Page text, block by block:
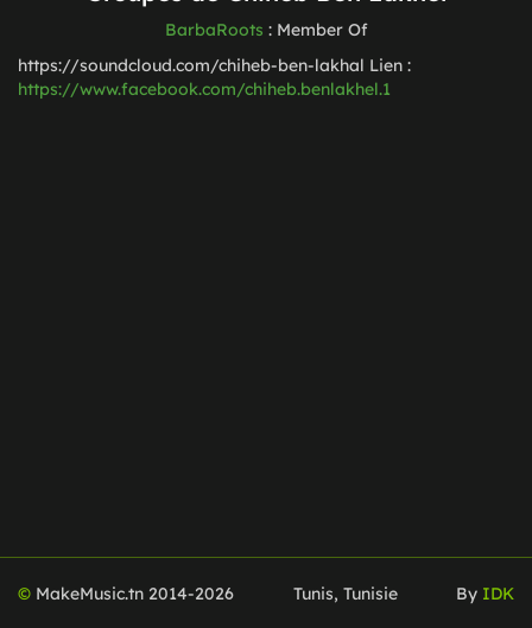
BarbaRoots : Member Of
https://soundcloud.com/chiheb-ben-lakhal Lien :
https://www.facebook.com/chiheb.benlakhel.1
© MakeMusic.tn 2014-2026 Tunis, Tunisie By IDK